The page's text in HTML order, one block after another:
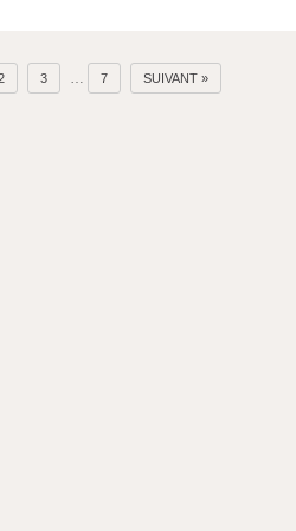
3 … 7 SUIVANT »